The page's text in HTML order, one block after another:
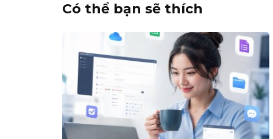
Có thể bạn sẽ thích